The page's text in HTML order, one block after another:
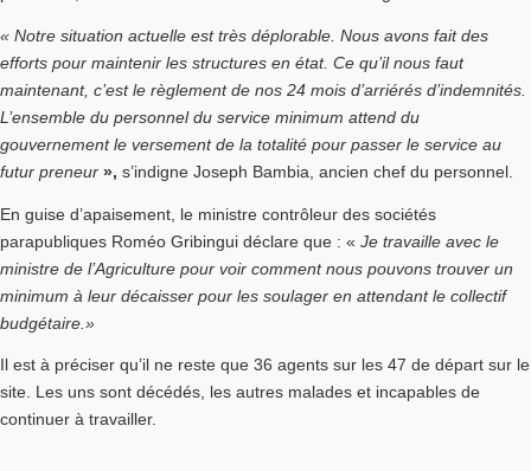
« Notre situation actuelle est très déplorable. Nous avons fait des
efforts pour maintenir les structures en état. Ce qu’il nous faut
maintenant, c’est le règlement de nos 24 mois d’arriérés d’indemnités.
L’ensemble du personnel du service minimum attend du
gouvernement le versement de la totalité pour passer le service au
futur preneur », s’indigne Joseph Bambia, ancien chef du personnel.
En guise d’apaisement, le ministre contrôleur des sociétés
parapubliques Roméo Gribingui déclare que : « Je travaille avec le
ministre de l’Agriculture pour voir comment nous pouvons trouver un
minimum à leur décaisser pour les soulager en attendant le collectif
budgétaire.»
Il est à préciser qu’il ne reste que 36 agents sur les 47 de départ sur le
site. Les uns sont décédés, les autres malades et incapables de
continuer à travailler.